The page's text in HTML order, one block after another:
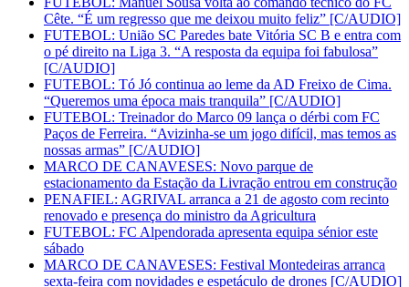
Cête. “É um regresso que me deixou muito feliz” [C/AUDIO]
FUTEBOL: União SC Paredes bate Vitória SC B e entra com
o pé direito na Liga 3. “A resposta da equipa foi fabulosa”
[C/AUDIO]
FUTEBOL: Tó Jó continua ao leme da AD Freixo de Cima.
“Queremos uma época mais tranquila” [C/AUDIO]
FUTEBOL: Treinador do Marco 09 lança o dérbi com FC
Paços de Ferreira. “Avizinha-se um jogo difícil, mas temos as
nossas armas” [C/AUDIO]
MARCO DE CANAVESES: Novo parque de
estacionamento da Estação da Livração entrou em construção
PENAFIEL: AGRIVAL arranca a 21 de agosto com recinto
renovado e presença do ministro da Agricultura
FUTEBOL: FC Alpendorada apresenta equipa sénior este
sábado
MARCO DE CANAVESES: Festival Montedeiras arranca
sexta-feira com novidades e espetáculo de drones [C/AUDIO]